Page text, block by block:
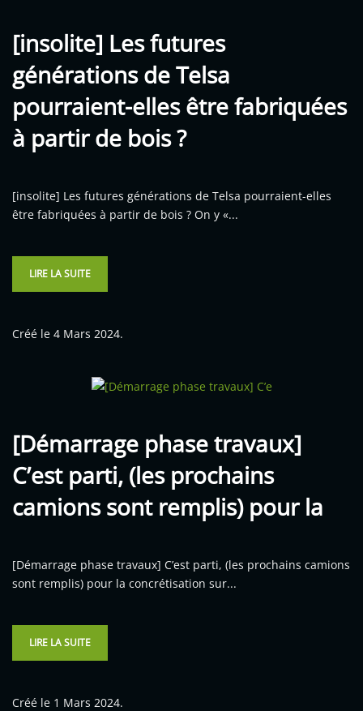
[insolite] Les futures
générations de Telsa
pourraient-elles être fabriquées
à partir de bois ?
[insolite] Les futures générations de Telsa pourraient-elles
être fabriquées à partir de bois ? On y «...
LIRE LA SUITE
Créé le 4 Mars 2024.
[Démarrage phase travaux]
C’est parti, (les prochains
camions sont remplis) pour la
[Démarrage phase travaux] C’est parti, (les prochains camions
sont remplis) pour la concrétisation sur...
LIRE LA SUITE
Créé le 1 Mars 2024.